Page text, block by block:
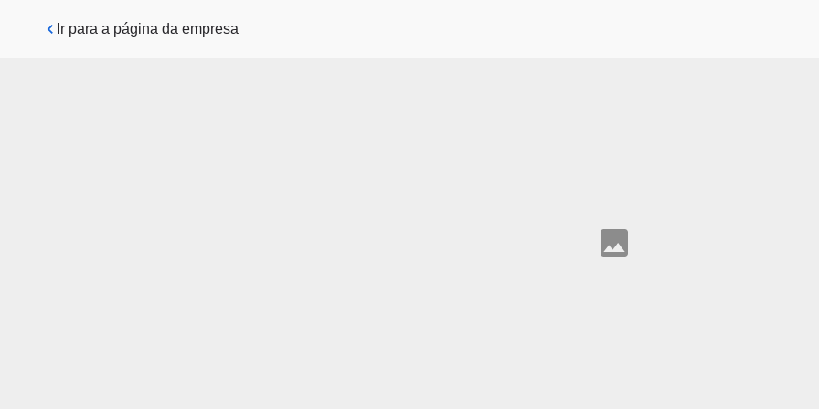
Pular para o conteúdo principal
Ir para a página da empresa